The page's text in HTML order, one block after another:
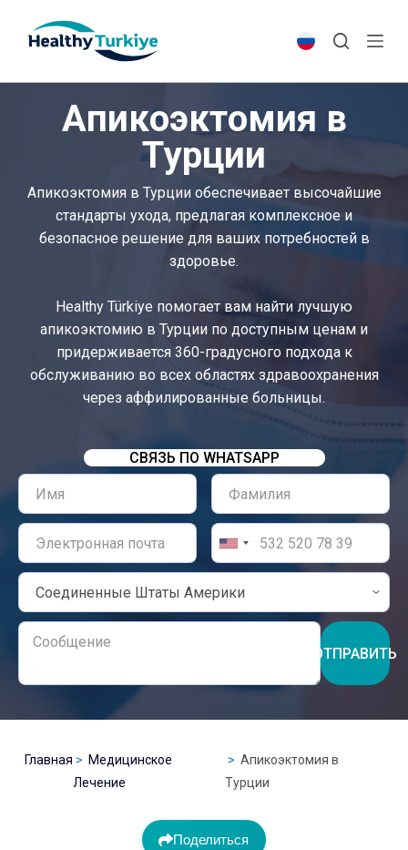
p
Апикоэктомия в
Турции
Апикоэктомия в Турции обеспечивает высочайшие
стандарты ухода, предлагая комплексное и
безопасное решение для ваших потребностей в
здоровье.
Healthy Türkiye помогает вам найти лучшую
апикоэктомию в Турции по доступным ценам и
придерживается 360-градусного подхода к
обслуживанию во всех областях здравоохранения
через аффилированные больницы.
СВЯЗЬ ПО WHATSAPP
ОТПРАВИТЬ
Главная
Медицинское
Лечение
Апикоэктомия в
Турции
Поделиться